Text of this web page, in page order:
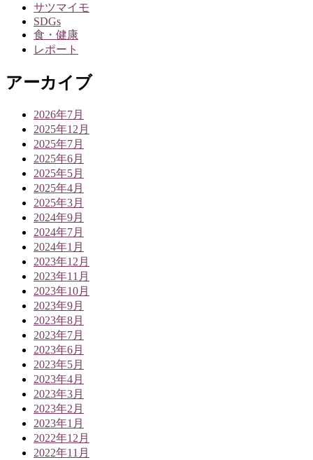
サツマイモ
SDGs
食・健康
レポート
アーカイブ
2026年7月
2025年12月
2025年7月
2025年6月
2025年5月
2025年4月
2025年3月
2024年9月
2024年7月
2024年1月
2023年12月
2023年11月
2023年10月
2023年9月
2023年8月
2023年7月
2023年6月
2023年5月
2023年4月
2023年3月
2023年2月
2023年1月
2022年12月
2022年11月